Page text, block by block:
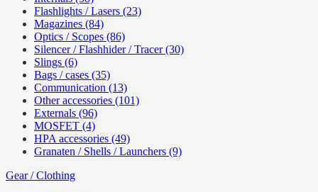
Flashlights / Lasers (23)
Magazines (84)
Optics / Scopes (86)
Silencer / Flashhider / Tracer (30)
Slings (6)
Bags / cases (35)
Communication (13)
Other accessories (101)
Externals (96)
MOSFET (4)
HPA accessories (49)
Granaten / Shells / Launchers (9)
Gear / Clothing